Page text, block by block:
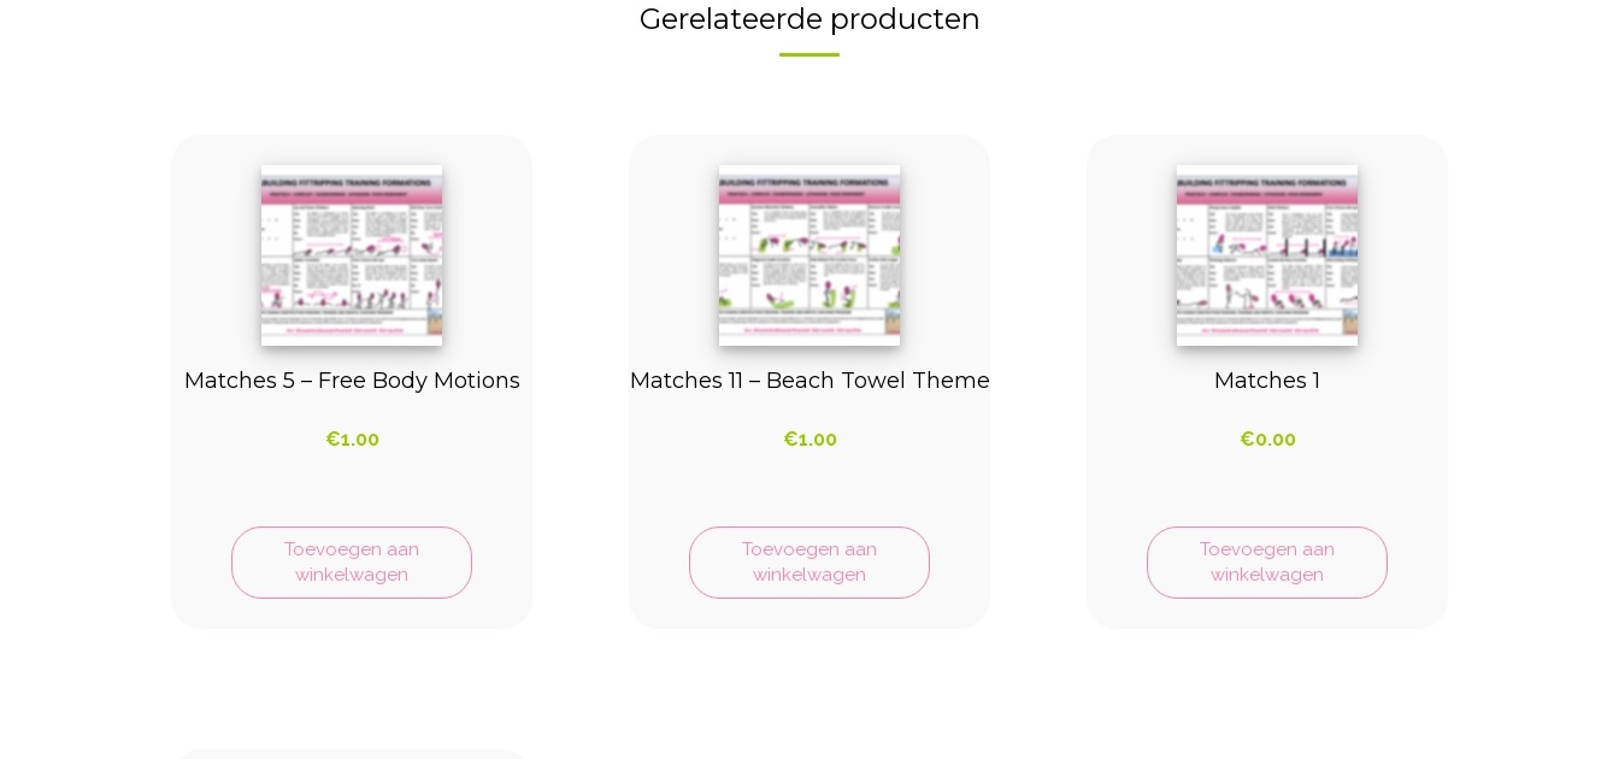
Gerelateerde producten
Matches 5 – Free Body Motions
€1.00
Toevoegen aan
winkelwagen
Matches 11 – Beach Towel Theme
€1.00
Toevoegen aan
winkelwagen
Matches 1
€0.00
Toevoegen aan
winkelwagen